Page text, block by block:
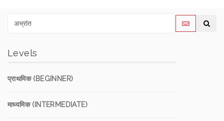
Levels
प्राथमिक (BEGINNER)
माध्यमिक (INTERMEDIATE)